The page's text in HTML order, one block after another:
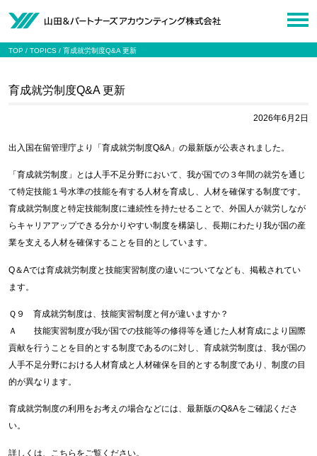
TOP TOPICS 育成就労制度Q&A 更新
育成就労制度Q&A 更新
2026年6月2日
出入国在留管理庁より「育成就労制度Q&A」の最新版が公表されました。
「育成就労制度」とは人手不足分野において、我が国での３年間の就労を通じ
て特定技能１号水準の技能を有する人材を育成し、人材を確保する制度です。
育成就労制度と特定技能制度に連続性を持たせることで、外国人が就労しなが
らキャリアアップできる分かりやすい制度を構築し、長期にわたり我が国の産
業を支える人材を確保することを目的としています。
Q＆Aでは育成就労制度と技能実習制度の違いについてなども、掲載されてい
ます。
Ｑ９ 育成就労制度は、技能実習制度と何が違いますか？
Ａ 技能実習制度が我が国での技能等の修得等を通じた人材育成により国際
貢献を行うことを目的とする制度であるのに対し、育成就労制度は、我が国の
人手不足分野における人材育成と人材確保を目的とする制度であり、制度の目
的が異なります。
育成就労制度の利用をお考えの場合などには、最新版のQ&Aをご確認くださ
い。
詳しくは、こちらをご覧ください。